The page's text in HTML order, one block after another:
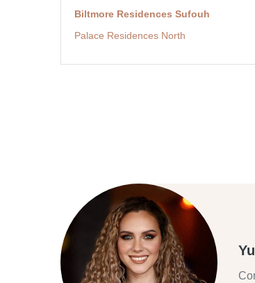
Biltmore Residences Sufouh
Palace Residences North